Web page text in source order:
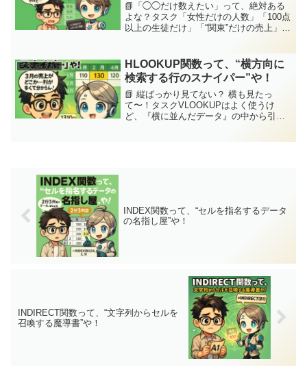
📗「◯◯だけ数えたい」って、絶対ある
よな？タスク「女性だけの人数」「100点
以上の生徒だけ」「“関東”だけの売上」…
なときにドンピシャなのが【COUNTIF関
数】や...
Excel関数図鑑
HLOOKUP関数って、“横方向に
検索する行のスナイパー”や！
📗 縦ばっかり見てない？ 横も見たっ
て〜！タスクVLOOKUPはよく使うけ
ど、『横に並んだデータ』の中から引っ
INDEX関数って、“セルを指名するデータ
の名指し屋”や！
INDIRECT関数って、“文字列からセルを
召喚する魔導書”や！